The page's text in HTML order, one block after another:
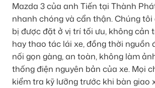
Mazda 3 của anh Tiến tại Thành
nhanh chóng và cẩn thận. Chúng
bị được đặt ở vị trí tối ưu, không cản
hay thao tác lái xe, đồng thời nguồn
nối gọn gàng, an toàn, không làm
thống điện nguyên bản của xe. Mọi
kiểm tra kỹ lưỡng trước khi bàn giao